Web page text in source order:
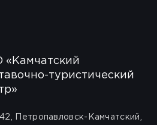
«Камчатский
туристический
Петропавловск-Камчатский,